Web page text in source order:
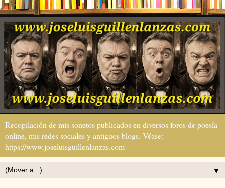
Recopilación de mis sonetos publicados en diversos foros de poesía
online, mis redes sociales y antiguos blogs. Véase:
https://www.joseluisguillenlanzas.com
▼